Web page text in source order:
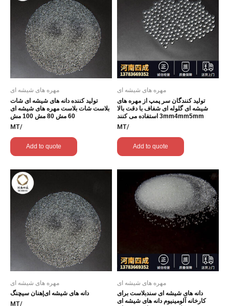
مهره های شیشه ای
تولید کنندگان سر پمپ از مهره های
شیشه ای گلوله ای شفاف با دقت بالا
3mm4mm5mm استفاده می کنند
/MT
Add to quote
مهره های شیشه ای
تولید کننده دانه های شیشه ای شات
بلاست شات بلاست مهره های شیشه ای
60 مش 80 مش 100 مش
/MT
Add to quote
مهره های شیشه ای
دانه های شیشه ای سندبلاست برای
کارخانه آلومینیوم دانه های شیشه ای
مهره های شیشه ای
دانه های شیشه ای|هنان سیچنگ
/MT